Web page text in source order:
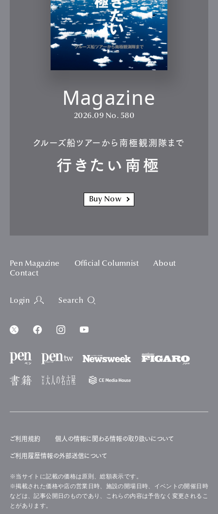
Magazine
2026.09 No. 580
クルーズ船ツアーから南極観測隊まで
行きたい南極
Buy Now
Pen Magazine Official Columnist
About
Contact
Login Search
ご利用規約 個人の情報に関わる情報の取り扱いについて
ご利用履歴情報の外部送信について
※当サイトに記載の価格は原則、総額表示です。
※掲載された価格や店の営業日時、施設の開場日時、イベントの開催日時
などは、記事公開日のものであり、これらの内容は予告なく変更されるこ
とがあります。